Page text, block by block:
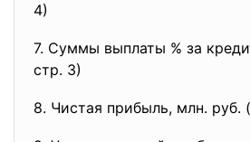
4)
7. Суммы выплаты % за
стр. 3)
8. Чистая прибыль, млн. руб.